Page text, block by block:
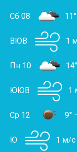
Сб 08 11°
ВЮВ 1
Пн 10 14°
ЮЮВ 1
Ср 12 9°
Ю 1 м/с